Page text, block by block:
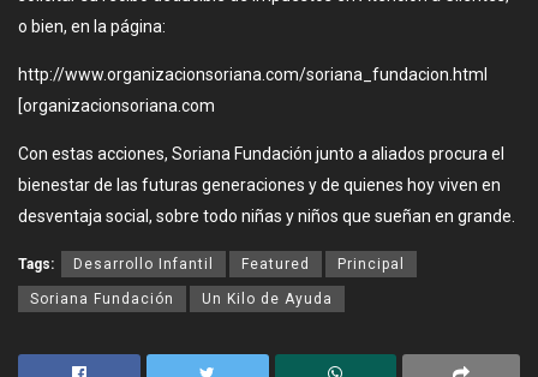
o bien, en la página:
http://www.organizacionsoriana.com/soriana_fundacion.html
[organizacionsoriana.com
Con estas acciones, Soriana Fundación junto a aliados procura el
bienestar de las futuras generaciones y de quienes hoy viven en
desventaja social, sobre todo niñas y niños que sueñan en grande.
Tags: Desarrollo Infantil Featured Principal
Soriana Fundación Un Kilo de Ayuda